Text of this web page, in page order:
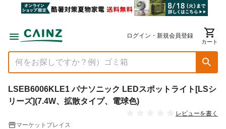
ログイン・新規会員登録
カート
LSEB6006KLE1 パナソニック LEDスポットライト[LSシ
リーズ](7.4W、拡散タイプ、電球色)
レビューを書く
マーケットプレイス